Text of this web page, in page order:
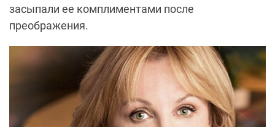
засыпали ее комплиментами после
преображения.